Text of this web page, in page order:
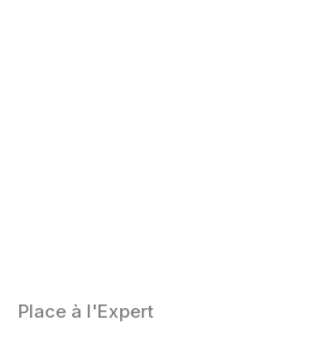
Place à l'Expert